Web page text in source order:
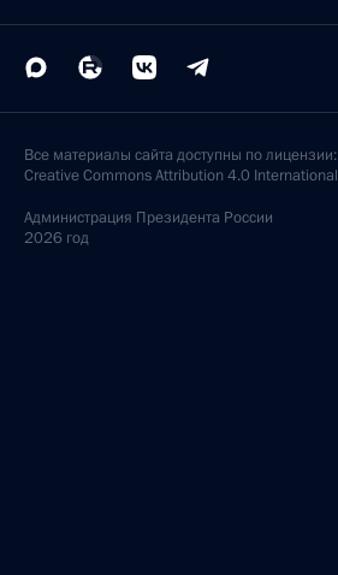
Все материалы сайта доступны по лицензии:
Creative Commons Attribution 4.0 International
Администрация Президента России
2026 год